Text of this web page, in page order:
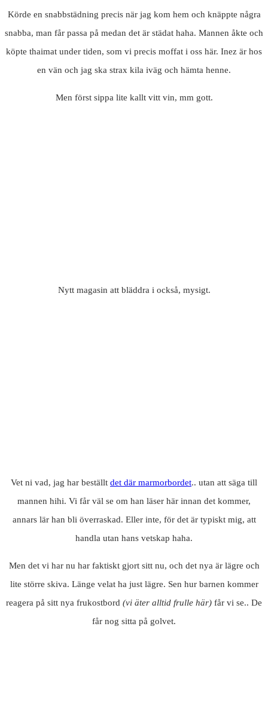
Körde en snabbstädning precis när jag kom hem och knäppte några
snabba, man får passa på medan det är städat haha. Mannen åkte och
köpte thaimat under tiden, som vi precis moffat i oss här. Inez är hos
en vän och jag ska strax kila iväg och hämta henne.
Men först sippa lite kallt vitt vin, mm gott.
Nytt magasin att bläddra i också, mysigt.
Vet ni vad, jag har beställt det där marmorbordet.. utan att säga till
mannen hihi. Vi får väl se om han läser här innan det kommer,
annars lär han bli överraskad. Eller inte, för det är typiskt mig, att
handla utan hans vetskap haha.
Men det vi har nu har faktiskt gjort sitt nu, och det nya är lägre och
lite större skiva. Länge velat ha just lägre. Sen hur barnen kommer
reagera på sitt nya frukostbord (vi äter alltid frulle här) får vi se.. De
får nog sitta på golvet.